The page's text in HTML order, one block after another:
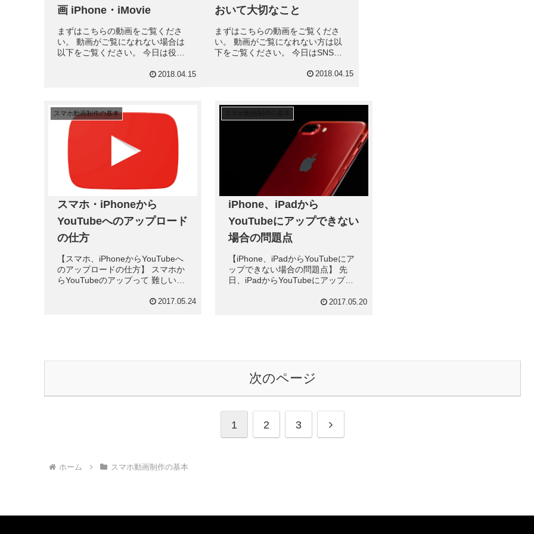
画 iPhone・iMovie
まずはこちらの動画をご覧くださ
い。 動画がご覧になれない場合は
以下をご覧ください。 今日は役に
思います。 お客様にとって役に立
ながる動画です。 例...
2018.04.15
おいて大切なこと
まずはこちらの動画をご覧くださ
い。 動画がご覧になれない方は以
下をご覧ください。 今日はSNSで
ことをお話ししたいと思います。
簡単な動画をたく...
2018.04.15
スマホ動画制作の基本
スマホ・iPhoneから
YouTubeへのアップロード
の仕方
【スマホ、iPhoneからYouTubeへ
のアップロードの仕方】 スマホか
らYouTubeのアップって 難しいと
れば とても簡単です。 長い動画が
2017.05.24
iPhone、iPadから
YouTubeにアップできない
場合の問題点
【iPhone、iPadからYouTubeにア
ップできない場合の問題点】 先
日、iPadからYouTubeにアップロ
りました。 なんども試したけど、
2017.05.20
次のページ
1 2 3 次
ホーム スマホ動画制作の基本